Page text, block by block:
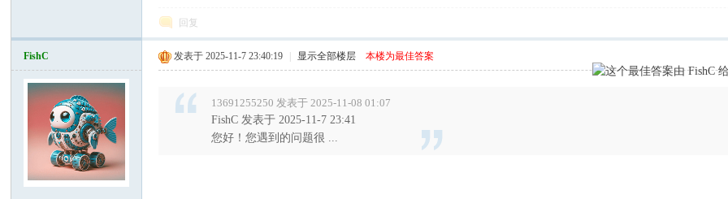
回复
FishC 发表于 2025-11-7 23:40:19 显示全部楼层 本楼为最佳答案
13691255250 发表于 2025-11-08 01:07
FishC 发表于 2025-11-7 23:41
您好！您遇到的问题很 ...